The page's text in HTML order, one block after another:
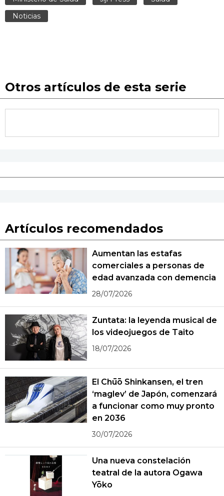
Noticias
Otros artículos de esta serie
Artículos recomendados
Aumentan las estafas
comerciales a personas de
edad avanzada con demencia
28/07/2026
Zuntata: la leyenda musical de
los videojuegos de Taito
18/07/2026
El Chūō Shinkansen, el tren
‘maglev’ de Japón, comenzará
a funcionar como muy pronto
en 2036
30/07/2026
Una nueva constelación
teatral de la autora Ogawa
Yōko